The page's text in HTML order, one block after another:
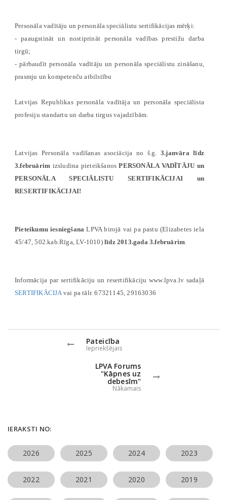
Personāla vadītāju un personāla speciālistu sertifikācijas mērķi:
- paaugstināt un nostiprināt personāla vadības prestižu darba
tirgū;
- pārbaudīt personāla vadītāju un personāla speciālistu zināšanu,
prasmju un kompetenču atbilstību
Latvijas Republikas personāla vadītāja un personāla speciālista
profesiju standartu un darba tirgus vajadzībām.
Latvijas Personāla vadīšanas asociācija no š.g. 3.janvāra līdz
3.februārim izsludina pieteikšanosPERSONĀLA VADĪTĀJU un
PERSONĀLA SPECIĀLISTU SERTIFIKĀCIJAI un
RESERTIFIKĀCIJAI!
Pieteikumu iesniegšana LPVA birojā vai pa pastu (Elizabetes iela
45/47, 502.kab.Rīga, LV-1010) līdz 2013.gada 3.februārim
Informācija par sertifikāciju un resertifikāciju www.lpva.lv sadaļā
SERTIFIKĀCIJA vai pa tālr. 67321145, 29163036
Pateicība
Iepriekšējais
LPVA Forums
"Kāpnes uz
debesīm"
Nākamais
IERAKSTI NO:
2026 2025 2024 2023
2022 2021 2020 2019